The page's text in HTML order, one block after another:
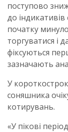
поступово
до
початку
торгуватися і
фіксуються
зазначають
У
соняшника
котирувань.
«У пікові